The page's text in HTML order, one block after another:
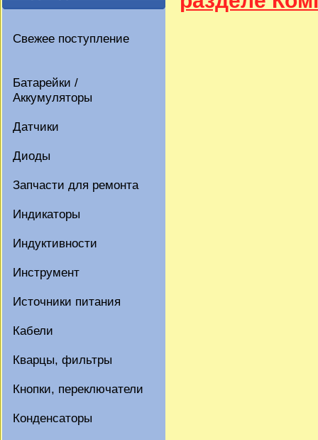
Свежее поступление
Батарейки /
Аккумуляторы
Датчики
Диоды
Запчасти для ремонта
Индикаторы
Индуктивности
Инструмент
Источники питания
Кабели
Кварцы, фильтры
Кнопки, переключатели
Конденсаторы